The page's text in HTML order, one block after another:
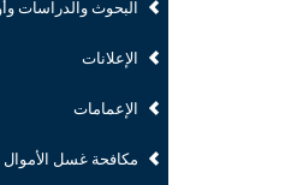
البحوث والدراسات
الإعلانات
الإعمامات
مكافحة غسل الأموال